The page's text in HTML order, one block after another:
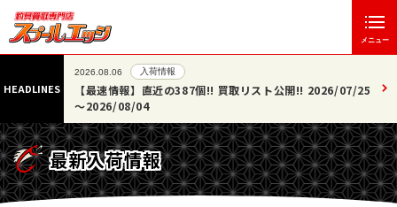
メニュー
HEADLINES
開!! 2026/07/25
2026.08.06
【新着情報】ロッド・ルアー・小物など 30点掲載い
した!!
最新入荷情報